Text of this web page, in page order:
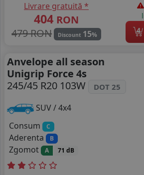
Livrare gratuită *
404 RON
479 RON
Discount 15%
4
Anvelope all season
Unigrip Force 4s
245/45 R20 103W
DOT 25
SUV / 4x4
Consum
C
Aderenta B
Zgomot A 71 dB